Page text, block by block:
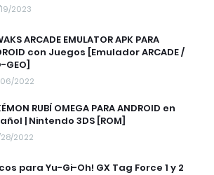
2023
ARCADE EMULATOR APK PARA
con Juegos [Emulador ARCADE /
GEO]
2022
RUBÍ OMEGA PARA ANDROID en
| Nintendo 3DS [ROM]
2022
para Yu-Gi-Oh! GX Tag Force 1 y 2